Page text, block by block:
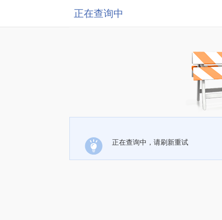
正在查询中
正在查询中，请刷新重试